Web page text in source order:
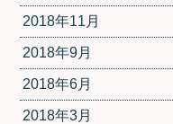
2018年11月
2018年9月
2018年6月
2018年3月